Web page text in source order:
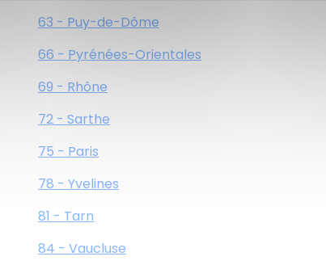
63 - Puy-de-Dôme
66 - Pyrénées-Orientales
69 - Rhône
72 - Sarthe
75 - Paris
78 - Yvelines
81 - Tarn
84 - Vaucluse